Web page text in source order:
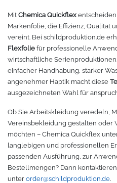
Mit Chemica Quickflex
Markenfolie, die Effizienz, Qualität
vereint. Bei schildproduktion.de
Flexfolie für professionelle
wirtschaftliche
einfacher Handhabung, starker
angenehmer Haptik macht diese
ausgezeichneten Wahl für
Ob Sie Arbeitskleidung veredeln,
Vereinsbekleidung gestalten oder
möchten – Chemica Quickflex
langlebigen und professionellen
passenden Ausführung, zur
Bestellmengen? Dann
unter order@schildproduktion.de.